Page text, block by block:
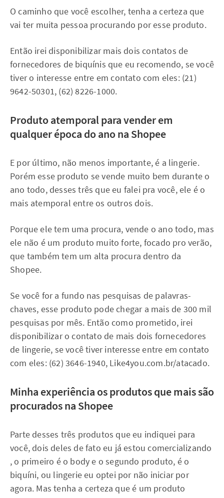
O caminho que você escolher, tenha a certeza que
vai ter muita pessoa procurando por esse produto.
Então irei disponibilizar mais dois contatos de
fornecedores de biquínis que eu recomendo, se você
tiver o interesse entre em contato com eles: (21)
9642-50301, (62) 8226-1000.
Produto atemporal para vender em
qualquer época do ano na Shopee
E por último, não menos importante, é a lingerie.
Porém esse produto se vende muito bem durante o
ano todo, desses três que eu falei pra você, ele é o
mais atemporal entre os outros dois.
Porque ele tem uma procura, vende o ano todo, mas
ele não é um produto muito forte, focado pro verão,
que também tem um alta procura dentro da
Shopee.
Se você for a fundo nas pesquisas de palavras-
chaves, esse produto pode chegar a mais de 300 mil
pesquisas por mês. Então como prometido, irei
disponibilizar o contato de mais dois fornecedores
de lingerie, se você tiver interesse entre em contato
com eles: (62) 3646-1940, Like4you.com.br/atacado.
Minha experiência os produtos que mais são
procurados na Shopee
Parte desses três produtos que eu indiquei para
você, dois deles de fato eu já estou comercializando
, o primeiro é o body e o segundo produto, é o
biquíni, ou lingerie eu optei por não iniciar por
agora. Mas tenha a certeza que é um produto